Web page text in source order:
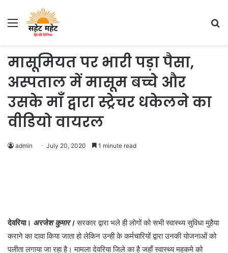
Menu
मासूमियत पर भारी पड़ा पैसा,
अस्पताल में मासूम बच्चे और
उसके माँ द्वारा स्ट्रेचर धकेलने का
वीडियो वायरल
admin July 20, 2020 1 minute read
देवरिया। अरजेश कुमार।सरकार द्वारा भले ही लोगों को सभी स्वास्थ्य सुविधा मुहैया
कराने का दावा किया जाता हो लेकिन उन्ही के कर्मचारियों द्वारा उनकी योजनाओं को
पलीता लगाया जा रहा है। मामला देवरिया जिले का है जहाँ स्वास्थ्य महकमे को